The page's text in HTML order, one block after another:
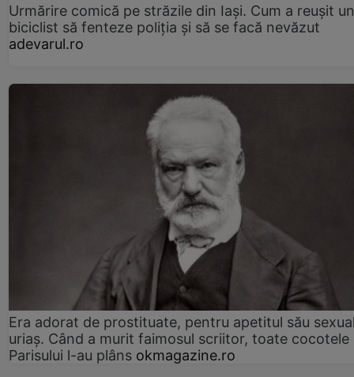
Urmărire comică pe străzile din Iași. Cum a reușit un
biciclist să fenteze poliția și să se facă nevăzut
adevarul.ro
Era adorat de prostituate, pentru apetitul său
uriaș. Când a murit faimosul scriitor, toate cocotele
Parisului l-au plâns okmagazine.ro